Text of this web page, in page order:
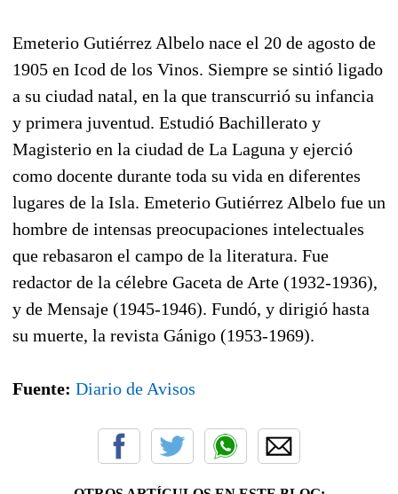
Emeterio Gutiérrez Albelo nace el 20 de agosto de
1905 en Icod de los Vinos. Siempre se sintió ligado
a su ciudad natal, en la que transcurrió su infancia
y primera juventud. Estudió Bachillerato y
Magisterio en la ciudad de La Laguna y ejerció
como docente durante toda su vida en diferentes
lugares de la Isla. Emeterio Gutiérrez Albelo fue un
hombre de intensas preocupaciones intelectuales
que rebasaron el campo de la literatura. Fue
redactor de la célebre Gaceta de Arte (1932-1936),
y de Mensaje (1945-1946). Fundó, y dirigió hasta
su muerte, la revista Gánigo (1953-1969).
Fuente: Diario de Avisos